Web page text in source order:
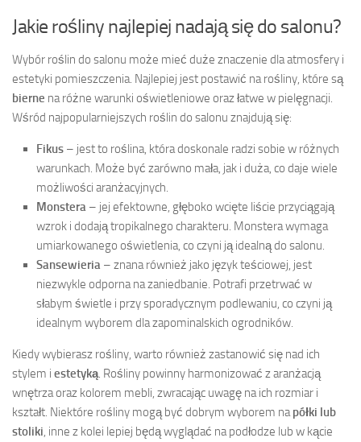
Jakie rośliny najlepiej nadają się do salonu?
Wybór roślin do salonu może mieć duże znaczenie dla atmosfery i
estetyki pomieszczenia. Najlepiej jest postawić na rośliny, które są
bierne na różne warunki oświetleniowe oraz łatwe w pielęgnacji.
Wśród najpopularniejszych roślin do salonu znajdują się:
Fikus – jest to roślina, która doskonale radzi sobie w różnych
warunkach. Może być zarówno mała, jak i duża, co daje wiele
możliwości aranżacyjnych.
Monstera – jej efektowne, głęboko wcięte liście przyciągają
wzrok i dodają tropikalnego charakteru. Monstera wymaga
umiarkowanego oświetlenia, co czyni ją idealną do salonu.
Sansewieria – znana również jako język teściowej, jest
niezwykle odporna na zaniedbanie. Potrafi przetrwać w
słabym świetle i przy sporadycznym podlewaniu, co czyni ją
idealnym wyborem dla zapominalskich ogrodników.
Kiedy wybierasz rośliny, warto również zastanowić się nad ich
stylem i estetyką . Rośliny powinny harmonizować z aranżacją
wnętrza oraz kolorem mebli, zwracając uwagę na ich rozmiar i
kształt. Niektóre rośliny mogą być dobrym wyborem na półki lub
stoliki , inne z kolei lepiej będą wyglądać na podłodze lub w kącie